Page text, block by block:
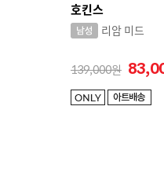
호킨스
리암 미드
139,000